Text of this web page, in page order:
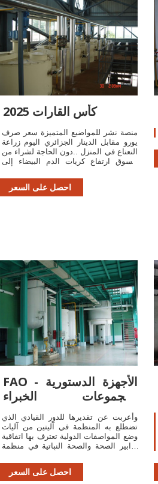
كأس القارات 2025
منصة نشر للمواضيع المتميزة سعر صرف
يورو مقابل الدينار الجزائري اليوم زراعة
النعناع في المنزل ..دون الحاجة لشراء من
السوق ارتفاع كريات الدم البيضاء إلى
احصل على السعر
FAO - الأجهزة الدستورية
ومجموعات الخبراء
بالمنظمة
وأعربت عن تقديرها للدور القيادي الذي
تضطلع به المنظمة في آليتين من آليات
وضع المواصفات الدولية تعترف بها اتفاقية
تدابير الصحة والصحة النباتية في منظمة
احصل على السعر